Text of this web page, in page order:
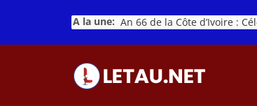
contenu
A la une: